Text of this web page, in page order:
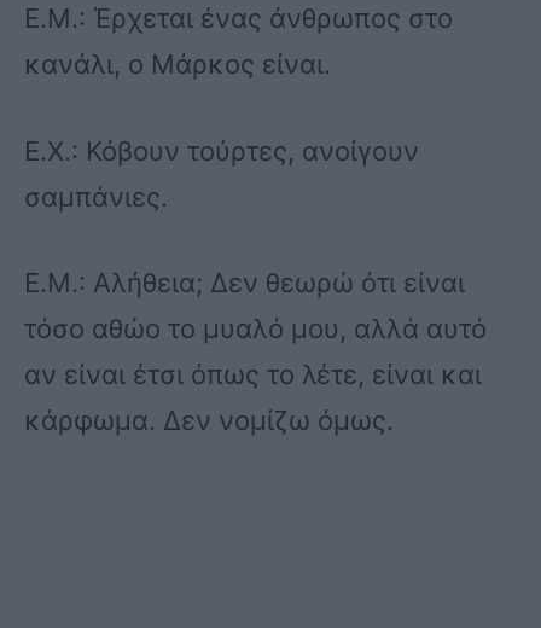
Ε.Μ.: Έρχεται ένας άνθρωπος στο
κανάλι, ο Μάρκος είναι.
Ε.Χ.: Κόβουν τούρτες, ανοίγουν
σαμπάνιες.
Ε.Μ.: Αλήθεια; Δεν θεωρώ ότι είναι
τόσο αθώο το μυαλό μου, αλλά αυτό
αν είναι έτσι όπως το λέτε, είναι και
κάρφωμα. Δεν νομίζω όμως.